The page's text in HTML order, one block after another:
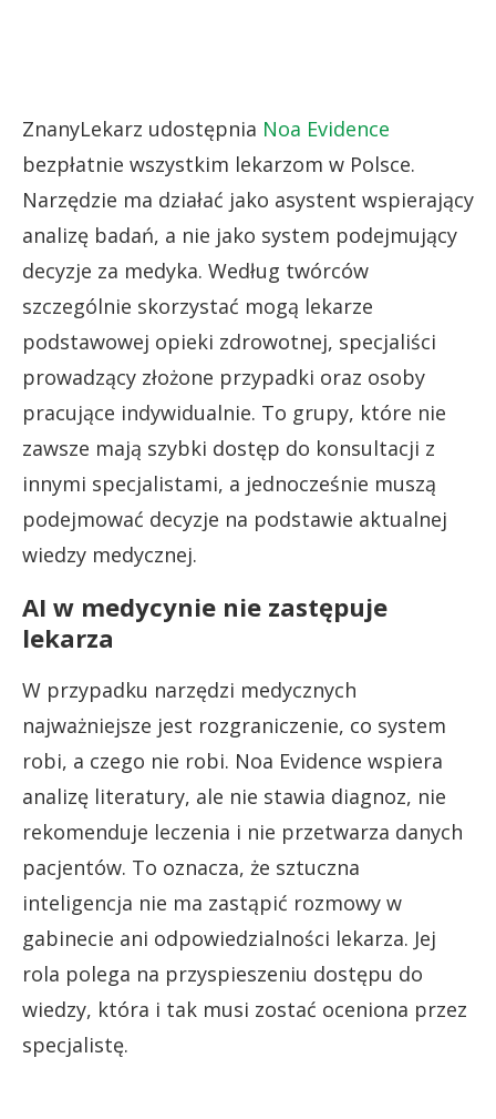
ZnanyLekarz udostępnia Noa Evidence
bezpłatnie wszystkim lekarzom w Polsce.
Narzędzie ma działać jako asystent wspierający
analizę badań, a nie jako system podejmujący
decyzje za medyka. Według twórców
szczególnie skorzystać mogą lekarze
podstawowej opieki zdrowotnej, specjaliści
prowadzący złożone przypadki oraz osoby
pracujące indywidualnie. To grupy, które nie
zawsze mają szybki dostęp do konsultacji z
innymi specjalistami, a jednocześnie muszą
podejmować decyzje na podstawie aktualnej
wiedzy medycznej.
AI w medycynie nie zastępuje
lekarza
W przypadku narzędzi medycznych
najważniejsze jest rozgraniczenie, co system
robi, a czego nie robi. Noa Evidence wspiera
analizę literatury, ale nie stawia diagnoz, nie
rekomenduje leczenia i nie przetwarza danych
pacjentów. To oznacza, że sztuczna
inteligencja nie ma zastąpić rozmowy w
gabinecie ani odpowiedzialności lekarza. Jej
rola polega na przyspieszeniu dostępu do
wiedzy, która i tak musi zostać oceniona przez
specjalistę.